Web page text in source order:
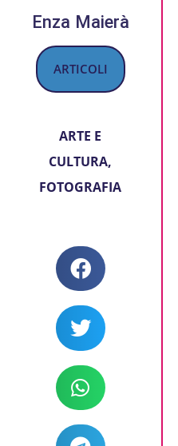
Enza Maierà
ARTICOLI
ARTE E
CULTURA,
FOTOGRAFIA